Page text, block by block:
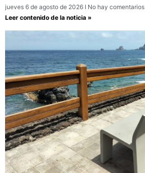
jueves 6 de agosto de 2026
No hay comentarios
Leer contenido de la noticia »